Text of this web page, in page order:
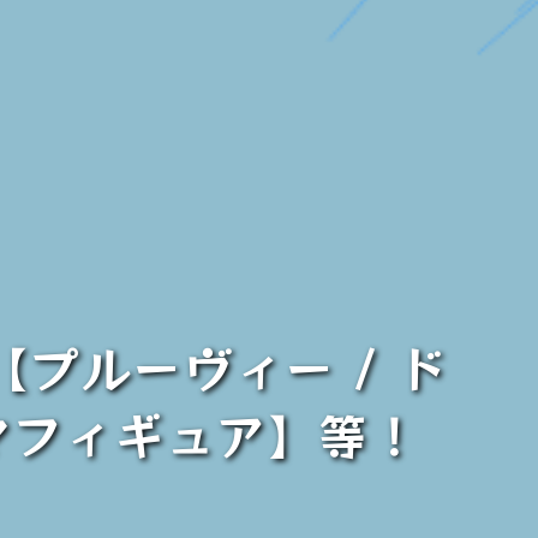
プルーヴィー / ド
ィギュア】等！